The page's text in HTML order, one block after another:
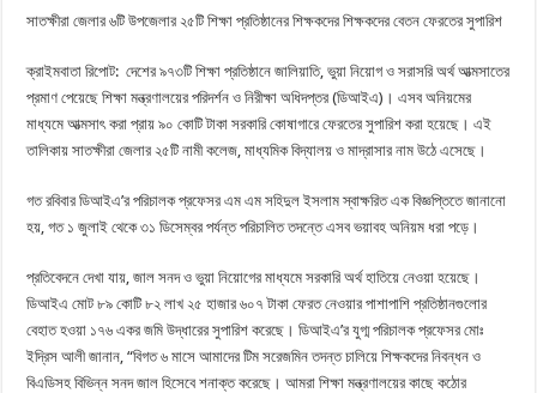
সাতক্ষীরা জেলার ৬টি উপজেলার ২৫টি শিক্ষা প্রতিষ্ঠানের শিক্ষকদের শিক্ষকদের বেতন ফেরতের সুপারিশ
ক্রাইমবাতা রিপোট: দেশের ৯৭৩টি শিক্ষা প্রতিষ্ঠানে জালিয়াতি, ভুয়া নিয়োগ ও সরাসরি অর্থ আত্মসাতের
প্রমাণ পেয়েছে শিক্ষা মন্ত্রণালয়ের পরিদর্শন ও নিরীক্ষা অধিদপ্তর (ডিআইএ)। এসব অনিয়মের
মাধ্যমে আত্মসাৎ করা প্রায় ৯০ কোটি টাকা সরকারি কোষাগারে ফেরতের সুপারিশ করা হয়েছে। এই
তালিকায় সাতক্ষীরা জেলার ২৫টি নামী কলেজ, মাধ্যমিক বিদ্যালয় ও মাদ্রাসার নাম উঠে এসেছে।
গত রবিবার ডিআইএ’র পরিচালক প্রফেসর এম এম সহিদুল ইসলাম স্বাক্ষরিত এক বিজ্ঞপ্তিতে জানানো
হয়, গত ১ জুলাই থেকে ৩১ ডিসেম্বর পর্যন্ত পরিচালিত তদন্তে এসব ভয়াবহ অনিয়ম ধরা পড়ে।
প্রতিবেদনে দেখা যায়, জাল সনদ ও ভুয়া নিয়োগের মাধ্যমে সরকারি অর্থ হাতিয়ে নেওয়া হয়েছে।
ডিআইএ মোট ৮৯ কোটি ৮২ লাখ ২৫ হাজার ৬০৭ টাকা ফেরত নেওয়ার পাশাপাশি প্রতিষ্ঠানগুলোর
বেহাত হওয়া ১৭৬ একর জমি উদ্ধারের সুপারিশ করেছে। ডিআইএ’র যুগ্ম পরিচালক প্রফেসর মোঃ
ইদ্রিস আলী জানান, “বিগত ৬ মাসে আমাদের টিম সরেজমিন তদন্ত চালিয়ে শিক্ষকদের নিবন্ধন ও
বিএডিসহ বিভিন্ন সনদ জাল হিসেবে শনাক্ত করেছে। আমরা শিক্ষা মন্ত্রণালয়ের কাছে কঠোর